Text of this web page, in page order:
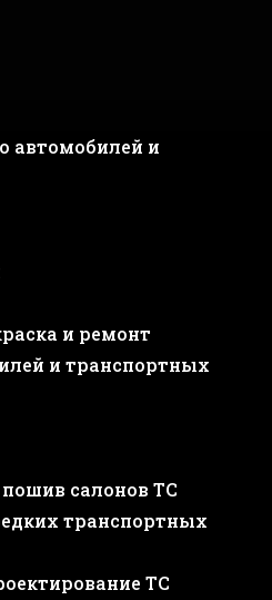
автомобилей и
и ремонт
и транспортных
салонов ТС
транспортных
ТС